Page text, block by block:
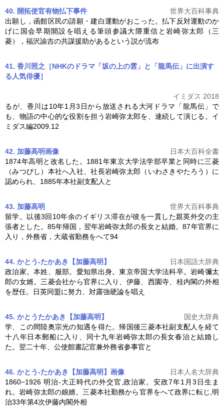
40. 開拓使官有物払下事件
世界大百科事典
出願し，函館区民の請願・建白運動がおこった。払下反対運動のか
げに国会早期開設を唱える筆頭参議大隈重信と 岩崎弥太郎
（三
菱），福沢諭吉の共謀援助があるという説が流布
41. 香川照之［NHKのドラマ「坂の上の雲」と「龍馬伝」に出演す
る人気俳優］
イミダス 2018
るが、香川は10年1月3日から放送される大河ドラマ「龍馬伝」で
も、物語の中心的な役割を担う岩崎弥太郎を、連続して演じる。イ
ミダス編2009.12
42. 加藤高明画像
日本大百科全書
1874年高明と改名した。1881年東京大学法学部卒業と同時に三菱
（みつびし）本社へ入社、社長岩崎弥太郎 （いわさきやたろう）に
認められ、1885年本社副支配人と
43. 加藤高明
世界大百科事典
留学。以後3回10年余のイギリス滞在が彼を一貫した親英外交の主
張者とした。85年帰国，翌年岩崎弥太郎の長女と結婚。87年官界に
入り，外務省，大蔵省勤務をへて94
44. かとう‐たかあき【加藤高明】
日本国語大辞典
政治家。本姓、服部。愛知県出身。東京帝国大学法科卒。岩崎彌太
郎の女婿。三菱会社から官界に入り、伊藤、西園寺、桂内閣の外相
を歴任。日英同盟に努力、対露強硬論を唱え
45. かとうたかあき【加藤高明】
国史大辞典
学、この間陸奥宗光の知遇を得た。帰国後三菱本社副支配人を経て
十八年日本郵船に入り、同十九年岩崎弥太郎の長女春治と結婚し
た。翌二十年、公使館書記官兼外務省参事官と
46. かとう-たかあき【加藤高明】 画像
日本人名大辞典
1860−1926 明治-大正時代の外交官,政治家。安政7年1月3日生ま
れ。岩崎弥太郎の娘婿。三菱本社勤務から官界をへて政界に転じ,明
治33年第4次伊藤内閣外相